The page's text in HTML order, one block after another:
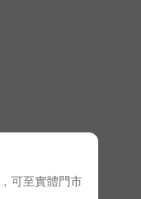
可至實體門市